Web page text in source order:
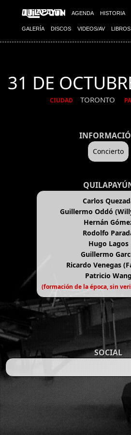
AGENDA HISTORIA
GALERÍA DISCOS VIDEOS/AV LIBROS
31 DE
CIUDAD TORONTO
Concierto
Carlos
Guillermo Oddó
Hernán
Rodolfo
Hugo Lagos
Guillermo
Ricardo Venegas
Patricio Wang
(formación de la época, sin
SOCIAL